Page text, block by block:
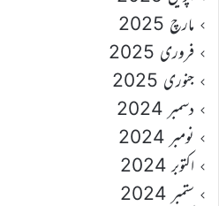
مارچ 2025
فروری 2025
جنوری 2025
دسمبر 2024
نومبر 2024
اکتوبر 2024
ستمبر 2024